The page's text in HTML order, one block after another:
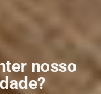
nosso